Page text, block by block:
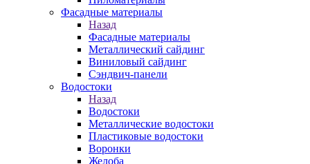
Фасадные материалы
Назад
Фасадные материалы
Металлический сайдинг
Виниловый сайдинг
Сэндвич-панели
Водостоки
Назад
Водостоки
Металлические водостоки
Пластиковые водостоки
Воронки
Желоба